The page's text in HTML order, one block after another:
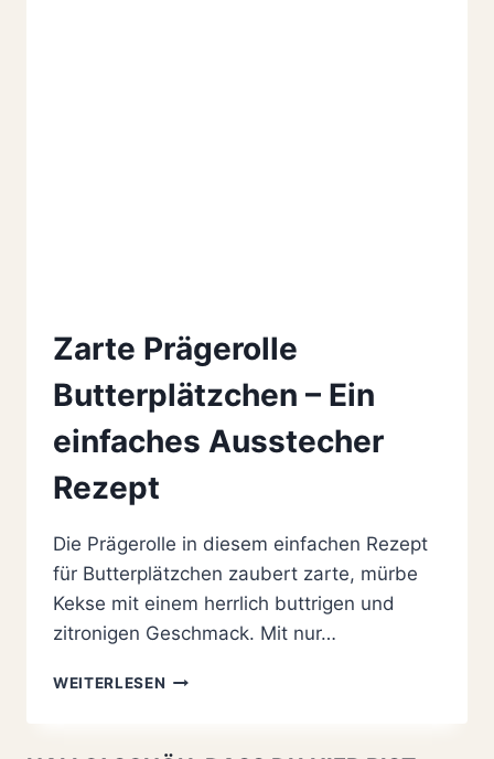
Zarte Prägerolle
Butterplätzchen – Ein
einfaches Ausstecher
Rezept
Die Prägerolle in diesem einfachen Rezept
für Butterplätzchen zaubert zarte, mürbe
Kekse mit einem herrlich buttrigen und
zitronigen Geschmack. Mit nur…
WEITERLESEN ZARTE